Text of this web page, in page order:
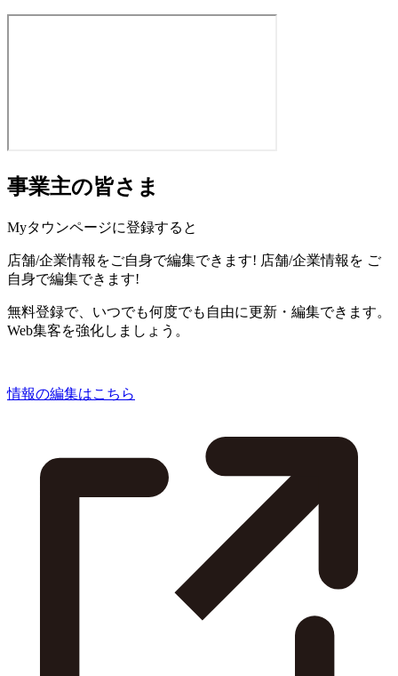
事業主の皆さま
Myタウンページに登録すると
店舗/企業情報をご自身で編集できます! 店舗/企業情報を ご
自身で編集できます!
無料登録で、いつでも何度でも自由に更新・編集できます。
Web集客を強化しましょう。
情報の編集はこちら